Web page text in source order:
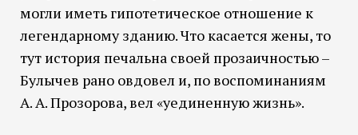
могли иметь гипотетическое отношение к
легендарному зданию. Что касается жены, то
тут история печальна своей прозаичностью –
Булычев рано овдовел и, по воспоминаниям
А. А. Прозорова, вел «уединенную жизнь».